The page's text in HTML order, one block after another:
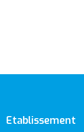
Etablissement